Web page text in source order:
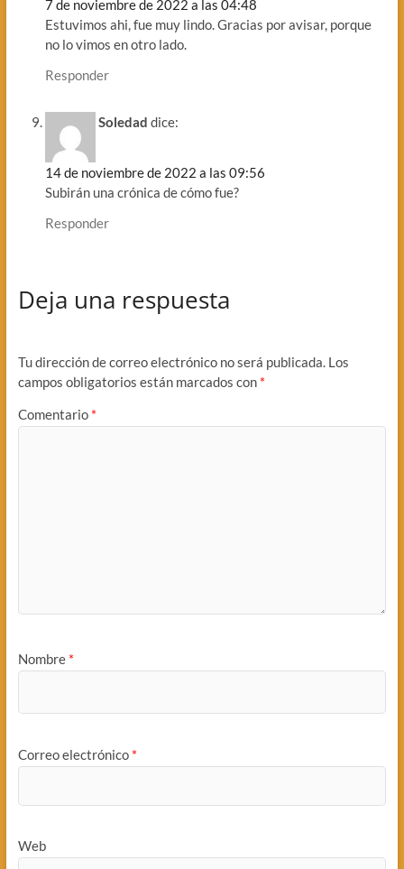
7 de noviembre de 2022 a las 04:48
Estuvimos ahi, fue muy lindo. Gracias por avisar, porque
no lo vimos en otro lado.
Responder
Soledad dice:
14 de noviembre de 2022 a las 09:56
Subirán una crónica de cómo fue?
Responder
Deja una respuesta
Tu dirección de correo electrónico no será publicada. Los
campos obligatorios están marcados con *
Comentario *
Nombre *
Correo electrónico *
Web